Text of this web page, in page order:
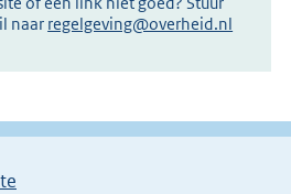
naar regelgeving@overheid.nl